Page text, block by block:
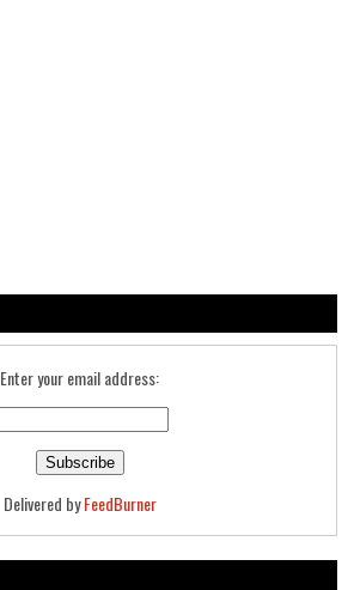
Enter your email address:
Delivered byFeedBurner